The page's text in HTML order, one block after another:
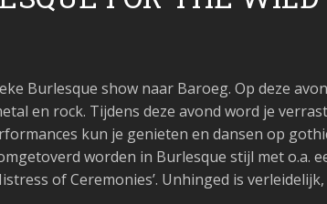
Burlesque show naar Baroeg. Op deze
en rock. Tijdens deze avond word je
kun je genieten en dansen op
worden in Burlesque stijl met o.a.
of Ceremonies’. Unhinged is